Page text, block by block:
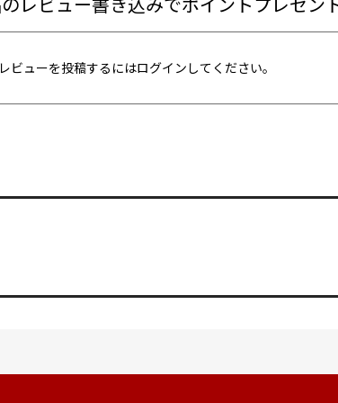
レビューを投稿するにはログイン してください。